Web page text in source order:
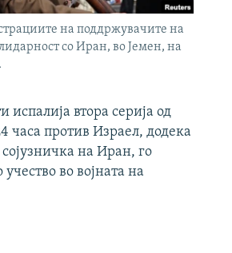
на поддржувачите на
со Иран, во Јемен, на
испалија втора серија од
часа против Израел, додека
на Иран, го
во војната на